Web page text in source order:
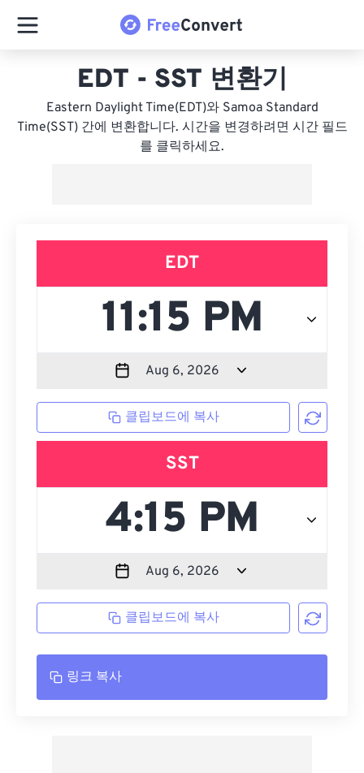
EDT - SST 변환기
Eastern Daylight Time(EDT)와 Samoa Standard
Time(SST) 간에 변환합니다. 시간을 변경하려면 시간 필드
를 클릭하세요.
EDT
클립보드에 복사
SST
클립보드에 복사
링크 복사